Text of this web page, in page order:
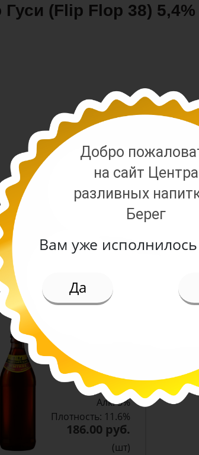
Гуси (Flip Flop 38)
темное
Алк: 5%
Плотность: 11.6%
186.00 руб.
(шт)
Добро
на сайт Центра
разливных
Берег
Вам уже исполнилось
Да